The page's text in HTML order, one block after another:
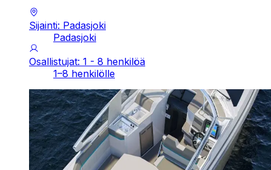
Sijainti: Padasjoki
Padasjoki
Osallistujat: 1 - 8 henkilöä
1–8 henkilölle